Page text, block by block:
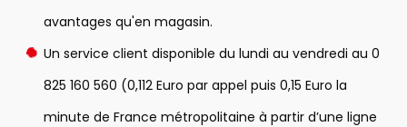
avantages qu'en magasin.
Un service client disponible du lundi au vendredi au 0
825 160 560 (0,112 Euro par appel puis 0,15 Euro la
minute de France métropolitaine à partir d’une ligne